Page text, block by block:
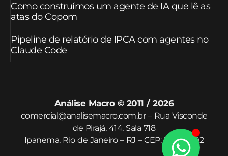
Como construímos um agente de IA que lê as
atas do Copom
Pipeline de relatório de IPCA com agentes no
Claude Code
Análise Macro © 2011 / 2026
comercial@analisemacro.com.br – Rua Visconde
de Pirajá, 414, Sala 718
Ipanema, Rio de Janeiro – RJ – CEP: 22410-002